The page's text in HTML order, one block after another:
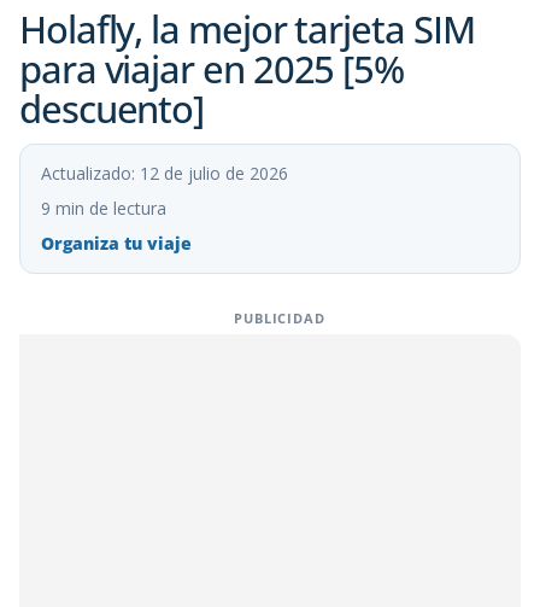
Holafly, la mejor tarjeta SIM
para viajar en 2025 [5%
descuento]
Actualizado: 12 de julio de 2026
9 min de lectura
Organiza tu viaje
PUBLICIDAD